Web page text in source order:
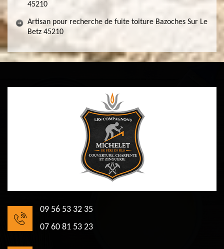
45210
Artisan pour recherche de fuite toiture Bazoches Sur Le
Betz 45210
09 56 53 32 35
07 60 81 53 23